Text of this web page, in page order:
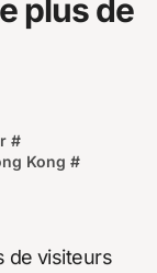
plus de
#
Kong #
de visiteurs